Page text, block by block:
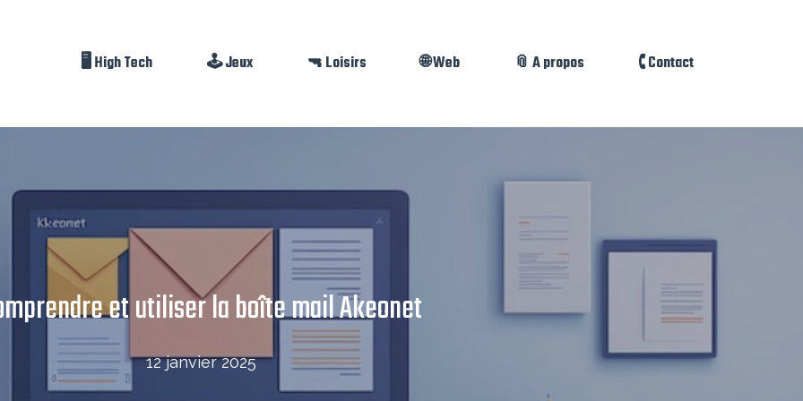
🖥️ High Tech 🕹️ Jeux 🔫 Loisirs 🌐 Web 📎 A propos 🕻 Contact
et utiliser la boîte mail Akeonet
12 janvier 2025